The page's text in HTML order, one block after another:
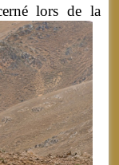
lors de la